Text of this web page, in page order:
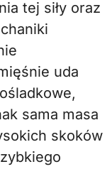
tej siły oraz
uda
sama masa
skoków